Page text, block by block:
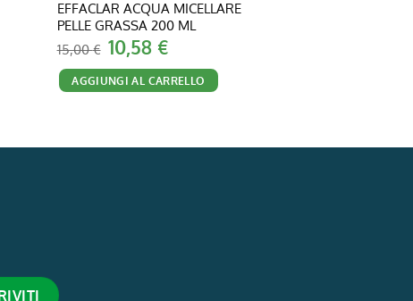
EFFACLAR ACQUA MICELLARE
PELLE GRASSA 200 ML
15,00€ Il
prezzo
originale
era:
15,00 €.
10,58€Il
prezzo
attuale
è:
10,58 €.
AGGIUNGI AL CARRELLO